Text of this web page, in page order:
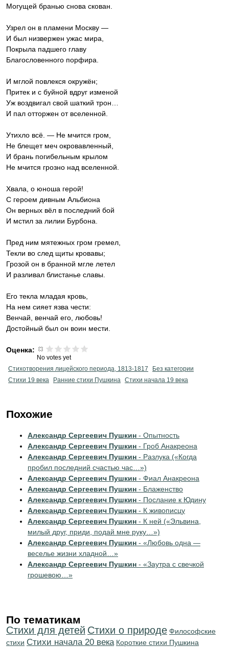
Могущей бранью снова скован.
Узрел он в пламени Москву —
И был низвержен ужас мира,
Покрыла падшего главу
Благословенного порфира.
И мглой повлекся окружён;
Притек и с буйной вдруг изменой
Уж воздвигал свой шаткий трон…
И пал отторжен от вселенной.
Утихло всё. — Не мчится гром,
Не блещет меч окровавленный,
И брань погибельным крылом
Не мчится грозно над вселенной.
Хвала, о юноша герой!
С героем дивным Альбиона
Он верных вёл в последний бой
И мстил за лилии Бурбона.
Пред ним мятежных гром гремел,
Текли во след щиты кровавы;
Грозой он в бранной мгле летел
И разливал блистанье славы.
Его текла младая кровь,
На нем сияет язва чести:
Венчай, венчай его, любовь!
Достойный был он воин мести.
Оценка:
No votes yet
Стихотворения лицейского периода, 1813-1817
Без категории
Стихи 19 века
Ранние стихи Пушкина Cтихи начала 19 века
Похожие
Александр Сергеевич Пушкин - Опытность
Александр Сергеевич Пушкин - Гроб Анакреона
Александр Сергеевич Пушкин - Разлука («Когда
пробил последний счастью час…»)
Александр Сергеевич Пушкин - Фиал Анакреона
Александр Сергеевич Пушкин - Блаженство
Александр Сергеевич Пушкин - Послание к Юдину
Александр Сергеевич Пушкин - К живописцу
Александр Сергеевич Пушкин - К ней («Эльвина,
милый друг, приди, подай мне руку…»)
Александр Сергеевич Пушкин - «Любовь одна —
веселье жизни хладной…»
Александр Сергеевич Пушкин - «Заутра с свечкой
грошевою…»
По тематикам
Стихи для детей Стихи о природе Философские
стихи Cтихи начала 20 века Короткие стихи Пушкина